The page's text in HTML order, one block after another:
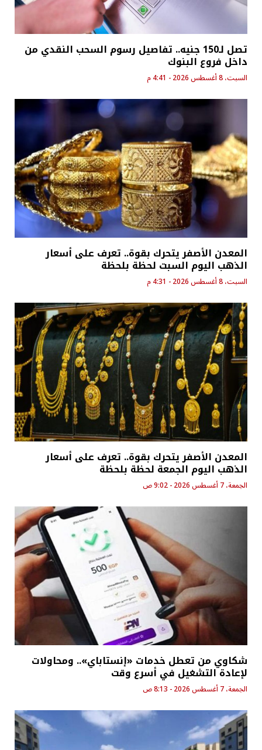
تصل لـ150 جنيه.. تفاصيل رسوم السحب النقدي من
داخل فروع البنوك
السبت، 8 أغسطس 2026 - 4:41 م
المعدن الأصفر يتحرك بقوة.. تعرف على أسعار
الذهب اليوم السبت لحظة بلحظة
السبت، 8 أغسطس 2026 - 4:31 م
المعدن الأصفر يتحرك بقوة.. تعرف على أسعار
الذهب اليوم الجمعة لحظة بلحظة
الجمعة، 7 أغسطس 2026 - 9:02 ص
شكاوي من تعطل خدمات «إنستاباي».. ومحاولات
لإعادة التشغيل في أسرع وقت
الجمعة، 7 أغسطس 2026 - 8:13 ص